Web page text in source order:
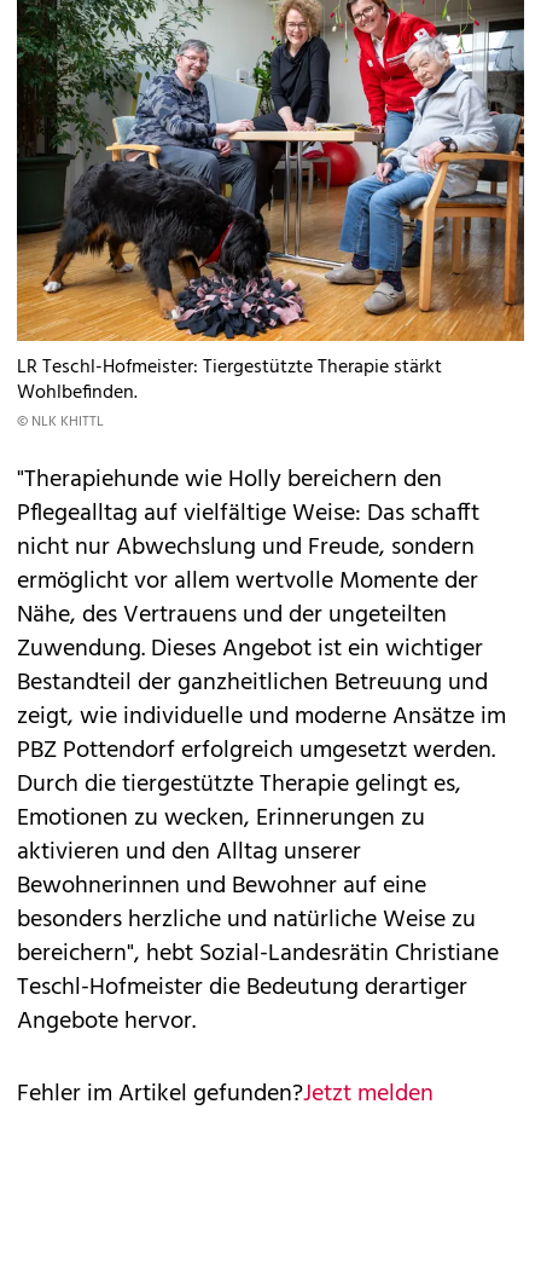
LR Teschl-Hofmeister: Tiergestützte Therapie stärkt
Wohlbefinden.
© NLK KHITTL
"Therapiehunde wie Holly bereichern den
Pflegealltag auf vielfältige Weise: Das schafft
nicht nur Abwechslung und Freude, sondern
ermöglicht vor allem wertvolle Momente der
Nähe, des Vertrauens und der ungeteilten
Zuwendung. Dieses Angebot ist ein wichtiger
Bestandteil der ganzheitlichen Betreuung und
zeigt, wie individuelle und moderne Ansätze im
PBZ Pottendorf erfolgreich umgesetzt werden.
Durch die tiergestützte Therapie gelingt es,
Emotionen zu wecken, Erinnerungen zu
aktivieren und den Alltag unserer
Bewohnerinnen und Bewohner auf eine
besonders herzliche und natürliche Weise zu
bereichern", hebt Sozial-Landesrätin Christiane
Teschl-Hofmeister die Bedeutung derartiger
Angebote hervor.
Fehler im Artikel gefunden?Jetzt melden